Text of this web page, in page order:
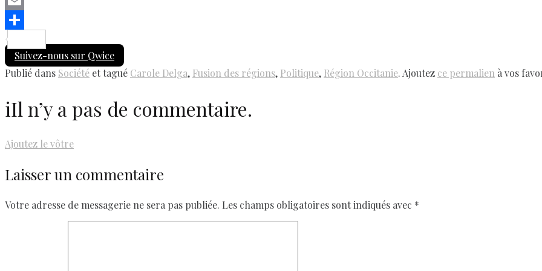
Link
Email
Suivez-nous sur Qwice
Publié dans Société et tagué Carole Delga, Fusion des régions, Politique, Région Occitanie. Ajoutez ce permalien à vos
iIl n’y a pas de commentaire.
Ajoutez le vôtre
Laisser un commentaire
Votre adresse de messagerie ne sera pas publiée. Les champs obligatoires sont indiqués avec *